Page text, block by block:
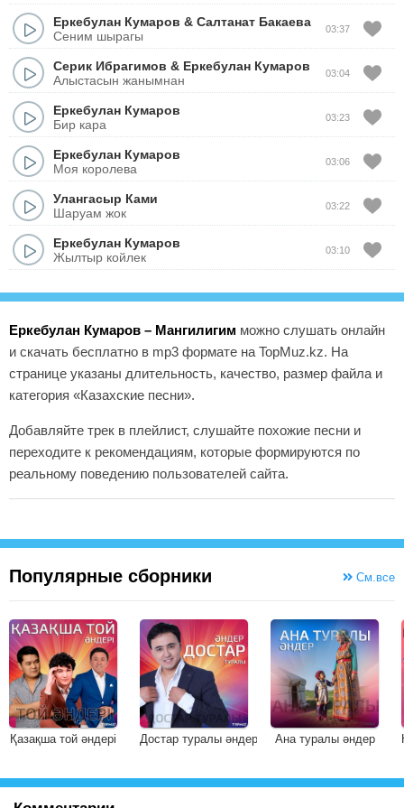
Еркебулан Кумаров & Салтанат Бакаева
Сеним шырагы
03:37
Серик Ибрагимов & Еркебулан Кумаров
Алыстасын жанымнан
03:04
Еркебулан Кумаров
Бир кара
03:23
Еркебулан Кумаров
Моя королева
03:06
Улангасыр Ками
Шаруам жок
03:22
Еркебулан Кумаров
Жылтыр койлек
03:10
Еркебулан Кумаров – Мангилигим можно слушать онлайн
и скачать бесплатно в mp3 формате на TopMuz.kz. На
странице указаны длительность, качество, размер файла и
категория «Казахские песни».
Добавляйте трек в плейлист, слушайте похожие песни и
переходите к рекомендациям, которые формируются по
реальному поведению пользователей сайта.
Популярные сборники См.все
Қазақша той әндері Достар туралы әндер Ана туралы әндер